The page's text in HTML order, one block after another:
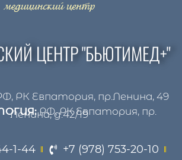
ЦЕНТР "БЬЮТИМЕД+"
РК Евпатория, пр.Ленина, 49
РФ, РК Евпатория, пр.
Ленина, д.42/19
1-44
+7 (978) 753-20-10